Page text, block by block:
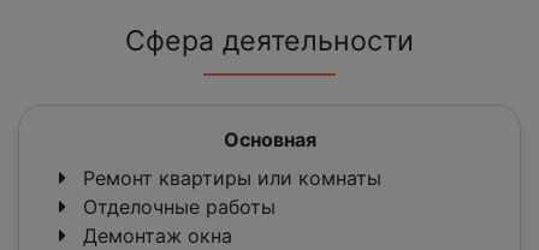
Сфера деятельности
Основная
Ремонт квартиры или комнаты
Отделочные работы
Демонтаж окна